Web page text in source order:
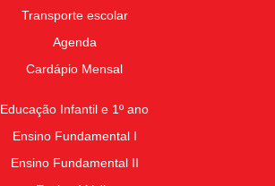
Transporte escolar
Agenda
Cardápio Mensal
Educação Infantil e 1º ano
Ensino Fundamental I
Ensino Fundamental II